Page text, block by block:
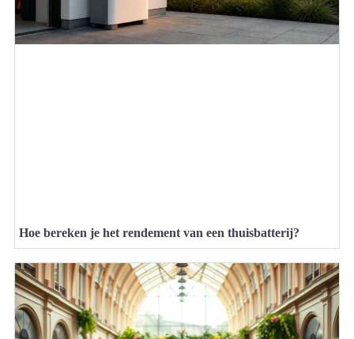
Hoe bereken je het rendement van een thuisbatterij?